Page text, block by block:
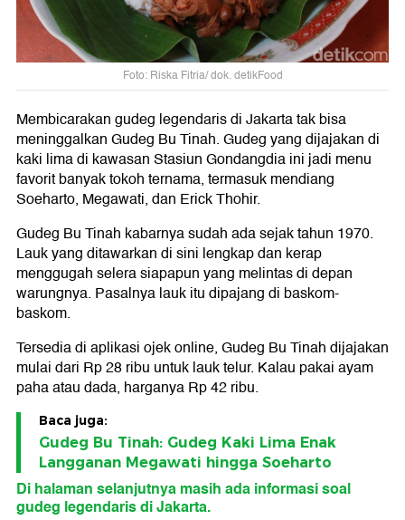
Foto: Riska Fitria/ dok. detikFood
Membicarakan gudeg legendaris di Jakarta tak bisa
meninggalkan Gudeg Bu Tinah. Gudeg yang dijajakan di
kaki lima di kawasan Stasiun Gondangdia ini jadi menu
favorit banyak tokoh ternama, termasuk mendiang
Soeharto, Megawati, dan Erick Thohir.
Gudeg Bu Tinah kabarnya sudah ada sejak tahun 1970.
Lauk yang ditawarkan di sini lengkap dan kerap
menggugah selera siapapun yang melintas di depan
warungnya. Pasalnya lauk itu dipajang di baskom-
baskom.
Tersedia di aplikasi ojek online, Gudeg Bu Tinah dijajakan
mulai dari Rp 28 ribu untuk lauk telur. Kalau pakai ayam
paha atau dada, harganya Rp 42 ribu.
Baca juga:
Gudeg Bu Tinah: Gudeg Kaki Lima Enak
Langganan Megawati hingga Soeharto
Di halaman selanjutnya masih ada informasi soal
gudeg legendaris di Jakarta.